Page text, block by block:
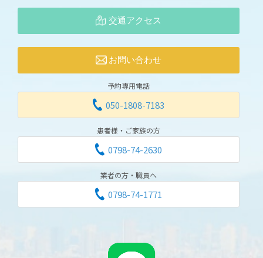
交通アクセス
お問い合わせ
予約専用電話
050-1808-7183
患者様・ご家族の方
0798-74-2630
業者の方・職員へ
0798-74-1771